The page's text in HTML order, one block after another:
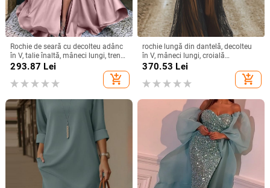
Rochie de seară cu decolteu adânc
în V, talie înaltă, mâneci lungi, tren
mic, fustă lungă
293.87 Lei
add_shopping_cart
rochie lungă din dantelă, decolteu
în V, mâneci lungi, croială
neregulată, stil vintage-retro,
370.53 Lei
add_shopping_cart